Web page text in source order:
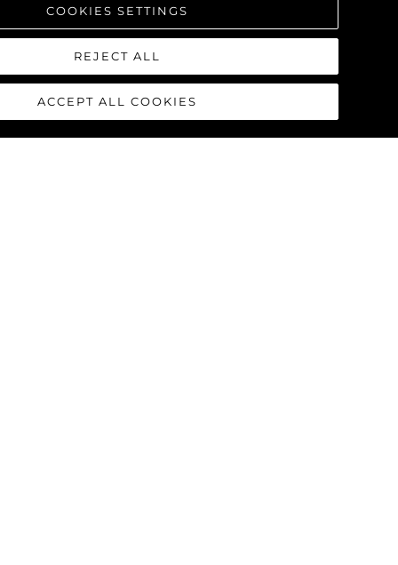
zwischen den verfügbaren
Nutzung des Achterdecks
in ein privates Refugium im
und bietet vielfältige
COOKIES SETTINGS
REJECT ALL
ACCEPT ALL COOKIES